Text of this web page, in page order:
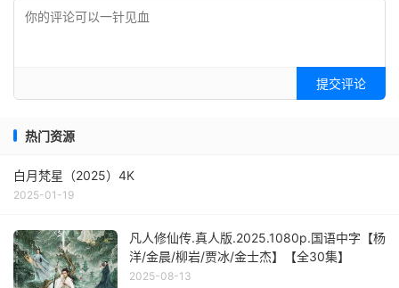
提交评论
热门资源
白月梵星（2025）4K
2025-01-19
凡人修仙传.真人版.2025.1080p.国语中字【杨
洋/金晨/柳岩/贾冰/金士杰】【全30集】
2025-08-13